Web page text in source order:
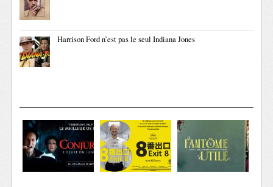
Harrison Ford n’est pas le seul Indiana Jones